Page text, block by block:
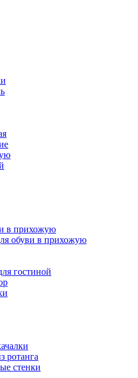
в прихожую
обуви в прихожую
гостиной
ротанга
стенки